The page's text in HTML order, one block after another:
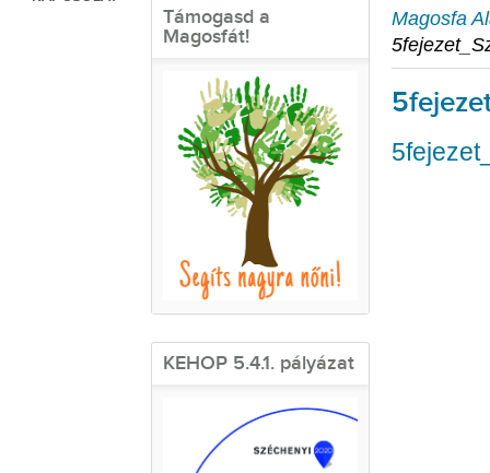
Támogasd a
Magosfát!
KEHOP 5.4.1. pályázat
Magosfa